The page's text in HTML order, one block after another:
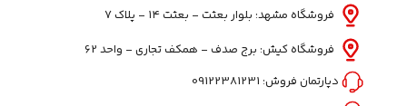
فروشگاه مشهد: بلوار بعثت - بعثت ۱۴ - پلاک ۷
فروشگاه کیش: برج صدف - همکف تجاری - واحد 62
دپارتمان فروش: 09122381231